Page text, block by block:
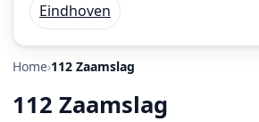
Eindhoven
Home 112 Zaamslag
112 Zaamslag